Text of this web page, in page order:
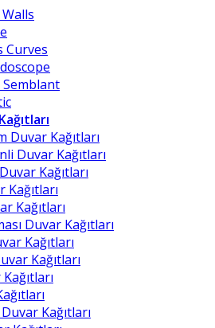
Curves
Semblant
Duvar Kağıtları
Duvar Kağıtları
Kağıtları
Kağıtları
Duvar Kağıtları
Kağıtları
Kağıtları
Kağıtları